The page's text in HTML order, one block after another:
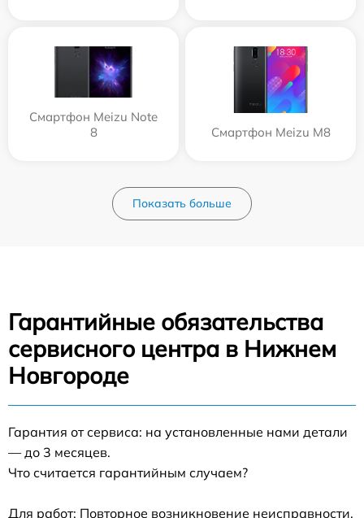
Смартфон Meizu Note
8
Смартфон Meizu M8
Показать больше
Гарантийные обязательства
сервисного центра в Нижнем
Новгороде
Гарантия от сервиса: на установленные нами детали
— до 3 месяцев.
Что считается гарантийным случаем?
Для работ: Повторное возникновение неисправности,